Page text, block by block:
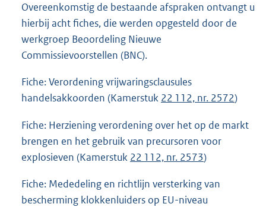
Overeenkomstig de bestaande afspraken ontvangt u
hierbij acht fiches, die werden opgesteld door de
werkgroep Beoordeling Nieuwe
Commissievoorstellen (BNC).
Fiche: Verordening vrijwaringsclausules
handelsakkoorden (Kamerstuk 22 112, nr. 2572)
Fiche: Herziening verordening over het op de markt
brengen en het gebruik van precursoren voor
explosieven (Kamerstuk 22 112, nr. 2573)
Fiche: Mededeling en richtlijn versterking van
bescherming klokkenluiders op EU-niveau